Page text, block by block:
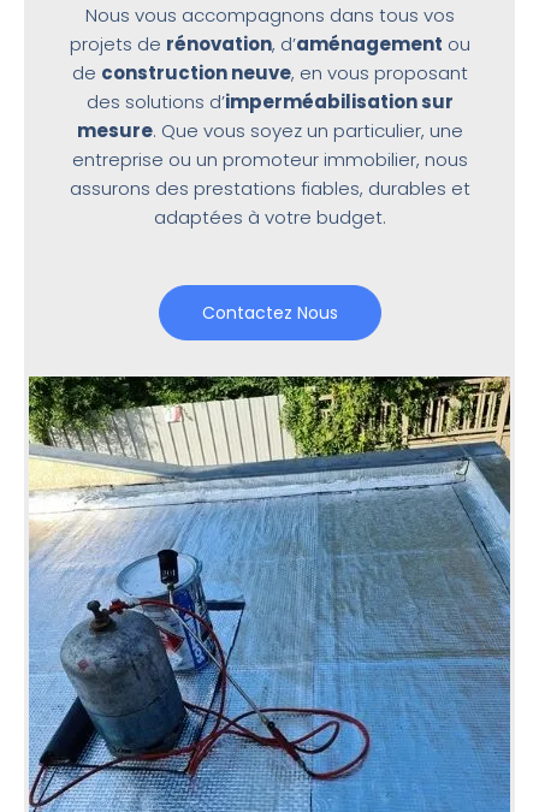
Nous vous accompagnons dans tous vos
projets de rénovation, d’aménagement ou
de construction neuve, en vous proposant
des solutions d’imperméabilisation sur
mesure. Que vous soyez un particulier, une
entreprise ou un promoteur immobilier, nous
assurons des prestations fiables, durables et
adaptées à votre budget.
Contactez Nous